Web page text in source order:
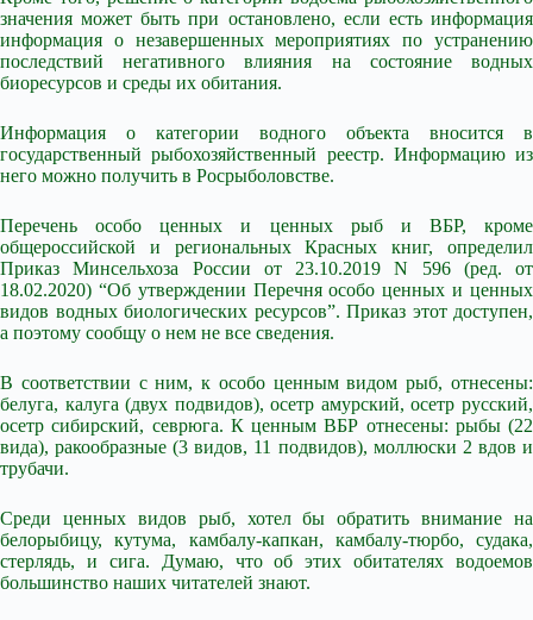
значения может быть при остановлено, если есть информация
информация о незавершенных мероприятиях по устранению
последствий негативного влияния на состояние водных
биоресурсов и среды их обитания.
Информация о категории водного объекта вносится в
государственный рыбохозяйственный реестр. Информацию из
него можно получить в Росрыболовстве.
Перечень особо ценных и ценных рыб и ВБР, кроме
общероссийской и региональных Красных книг, определил
Приказ Минсельхоза России от 23.10.2019 N 596 (ред. от
18.02.2020) “Об утверждении Перечня особо ценных и ценных
видов водных биологических ресурсов”. Приказ этот доступен,
а поэтому сообщу о нем не все сведения.
В соответствии с ним, к особо ценным видом рыб, отнесены:
белуга, калуга (двух подвидов), осетр амурский, осетр русский,
осетр сибирский, севрюга. К ценным ВБР отнесены: рыбы (22
вида), ракообразные (3 видов, 11 подвидов), моллюски 2 вдов и
трубачи.
Среди ценных видов рыб, хотел бы обратить внимание на
белорыбицу, кутума, камбалу-капкан, камбалу-тюрбо, судака,
стерлядь, и сига. Думаю, что об этих обитателях водоемов
большинство наших читателей знают.